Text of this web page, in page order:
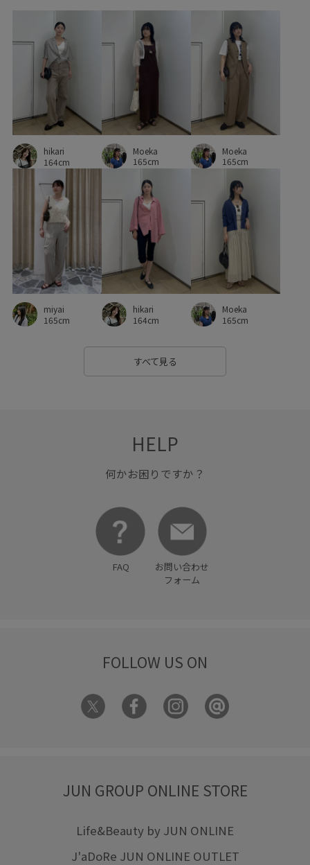
羽織としても使える 薄手 財布 透け感
遊び心がある 重ね付けもおすすめ
hikari
164cm
Moeka
165cm
Moeka
165cm
miyai
165cm
hikari
164cm
Moeka
165cm
すべて見る
HELP
何かお困りですか？
FAQ
お問い合わせ
フォーム
FOLLOW US ON
JUN GROUP ONLINE STORE
Life&Beauty by JUN ONLINE
J'aDoRe JUN ONLINE OUTLET